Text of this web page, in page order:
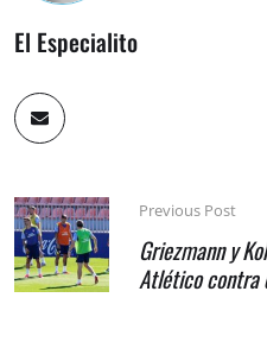
El Especialito
Previous Post
Griezmann y
Atlético contra